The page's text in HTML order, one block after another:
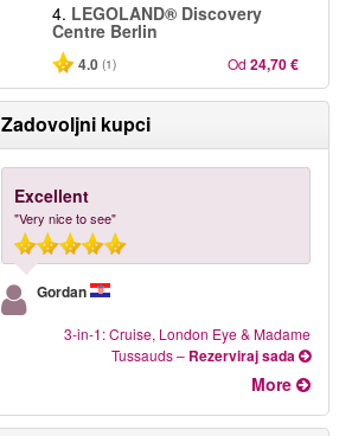
4. LEGOLAND® Discovery
Centre Berlin
4.0 (1) Od 24,70 €
Zadovoljni kupci
Excellent
"Very nice to see"
Gordan
3-in-1: Cruise, London Eye & Madame
Tussauds– Rezerviraj sada
More